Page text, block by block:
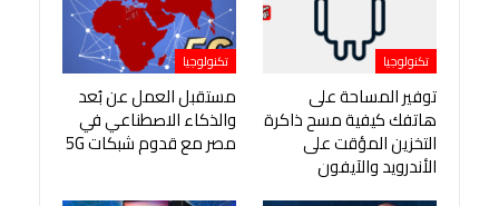
تكنولوجيا
توفير المساحة على
هاتفك كيفية مسح ذاكرة
التخزين المؤقت على
الأندرويد والآيفون
تكنولوجيا
مستقبل العمل عن بُعد
والذكاء الاصطناعي في
مصر مع قدوم شبكات 5G